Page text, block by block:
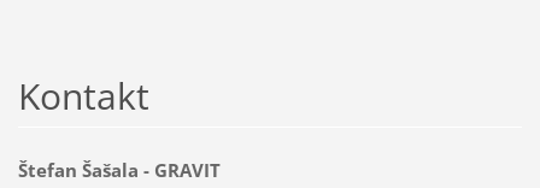
Kontakt
Štefan Šašala - GRAVIT